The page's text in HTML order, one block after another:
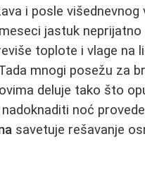
i posle višednevnog
jastuk neprijatno
toplote i vlage na
mnogi posežu za
deluje tako što
noć
savetuje rešavanje